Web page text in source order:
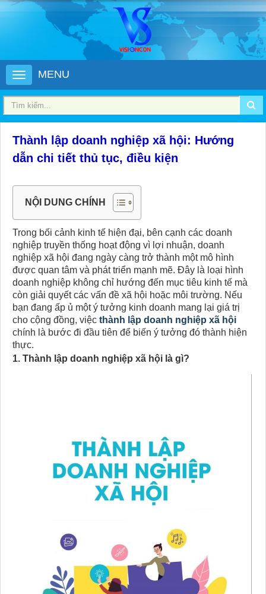
MENU
Thành lập doanh nghiệp xã hội: Hướng
dẫn chi tiết thủ tục, điều kiện
NỘI DUNG CHÍNH
Trong bối cảnh kinh tế hiện đại, bên cạnh các doanh
nghiệp truyền thống hoạt động vì lợi nhuận, doanh
nghiệp xã hội đang ngày càng trở thành một mô hình
được quan tâm và phát triển mạnh mẽ. Đây là loại hình
doanh nghiệp không chỉ hướng đến mục tiêu kinh tế mà
còn giải quyết các vấn đề xã hội hoặc môi trường. Nếu
bạn đang ấp ủ một ý tưởng kinh doanh mang lại giá trị
cho cộng đồng, việc thành lập doanh nghiệp xã hội
chính là bước đi đầu tiên để biến ý tưởng đó thành hiện
thực.
1. Thành lập doanh nghiệp xã hội​ là gì?